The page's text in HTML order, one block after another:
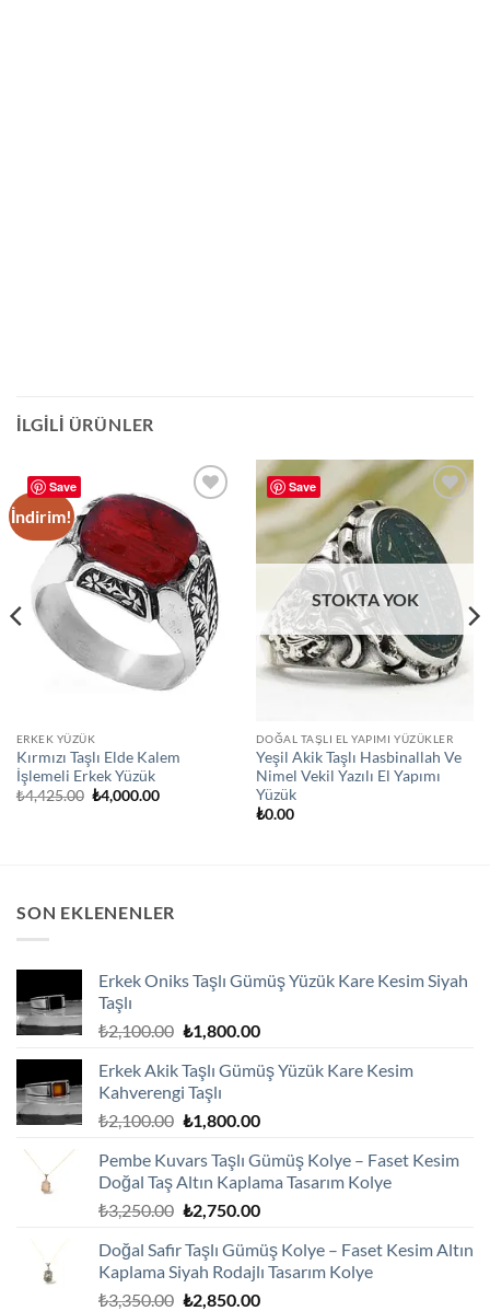
İLGILI ÜRÜNLER
Save
İndirim!
Add to
wishlist
ERKEK YÜZÜK
Kırmızı Taşlı Elde Kalem
İşlemeli Erkek Yüzük
₺4,425.00 Orijinal
fiyat:
₺4,000.00Şu
Save
wishlist
STOKTA YOK
DOĞAL TAŞLI EL YAPIMI YÜZÜKLER
Yeşil Akik Taşlı Hasbinallah Ve
Nimel Vekil Yazılı El Yapımı
Yüzük
₺0.00
SON EKLENENLER
Erkek Oniks Taşlı Gümüş Yüzük Kare Kesim Siyah
Taşlı
₺2,100.00 Orijinal
₺2,100.00.
₺1,800.00Şu
fiyat:
Erkek Akik Taşlı Gümüş Yüzük Kare Kesim
Kahverengi Taşlı
₺2,100.00 Orijinal
₺2,100.00.
₺1,800.00Şu
fiyat:
₺1,800.00.
Pembe Kuvars Taşlı Gümüş Kolye – Faset Kesim
Doğal Taş Altın Kaplama Tasarım Kolye
₺3,250.00 Orijinal
₺3,250.00.
₺2,750.00Şu
fiyat:
₺2,750.00.
Doğal Safir Taşlı Gümüş Kolye – Faset Kesim Altın
Kaplama Siyah Rodajlı Tasarım Kolye
₺3,350.00 Orijinal
₺2,850.00Şu